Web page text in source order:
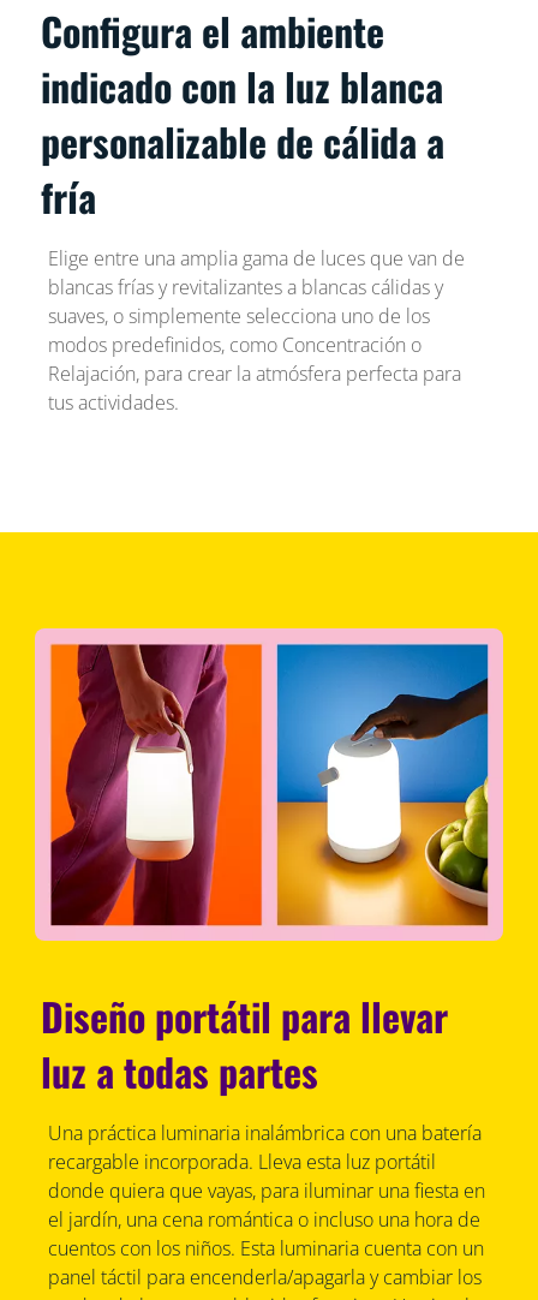
Configura el ambiente
indicado con la luz blanca
personalizable de cálida a
fría
Elige entre una amplia gama de luces que van de
blancas frías y revitalizantes a blancas cálidas y
suaves, o simplemente selecciona uno de los
modos predefinidos, como Concentración o
Relajación, para crear la atmósfera perfecta para
tus actividades.
Diseño portátil para llevar
luz a todas partes
Una práctica luminaria inalámbrica con una batería
recargable incorporada. Lleva esta luz portátil
donde quiera que vayas, para iluminar una fiesta en
el jardín, una cena romántica o incluso una hora de
cuentos con los niños. Esta luminaria cuenta con un
panel táctil para encenderla/apagarla y cambiar los